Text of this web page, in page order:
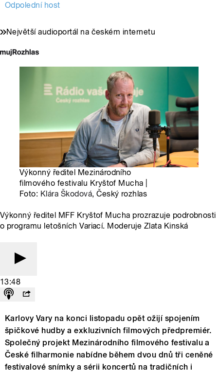
Odpolední host
Největší audioportál na českém internetu
Výkonný ředitel Mezinárodního
filmového festivalu Kryštof Mucha |
Foto: Klára Škodová, Český rozhlas
Výkonný ředitel MFF Kryštof Mucha prozrazuje podrobnosti
o programu letošních Variací. Moderuje Zlata Kinská
13:48
Karlovy Vary na konci listopadu opět ožijí spojením
špičkové hudby a exkluzivních filmových předpremiér.
Společný projekt Mezinárodního filmového festivalu a
České filharmonie nabídne během dvou dnů tři ceněné
festivalové snímky a sérii koncertů na tradičních i